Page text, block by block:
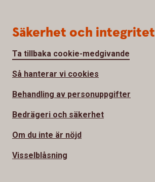
Säkerhet och integritet
Ta tillbaka cookie-medgivande
Så hanterar vi cookies
Behandling av personuppgifter
Bedrägeri och säkerhet
Om du inte är nöjd
Visselblåsning